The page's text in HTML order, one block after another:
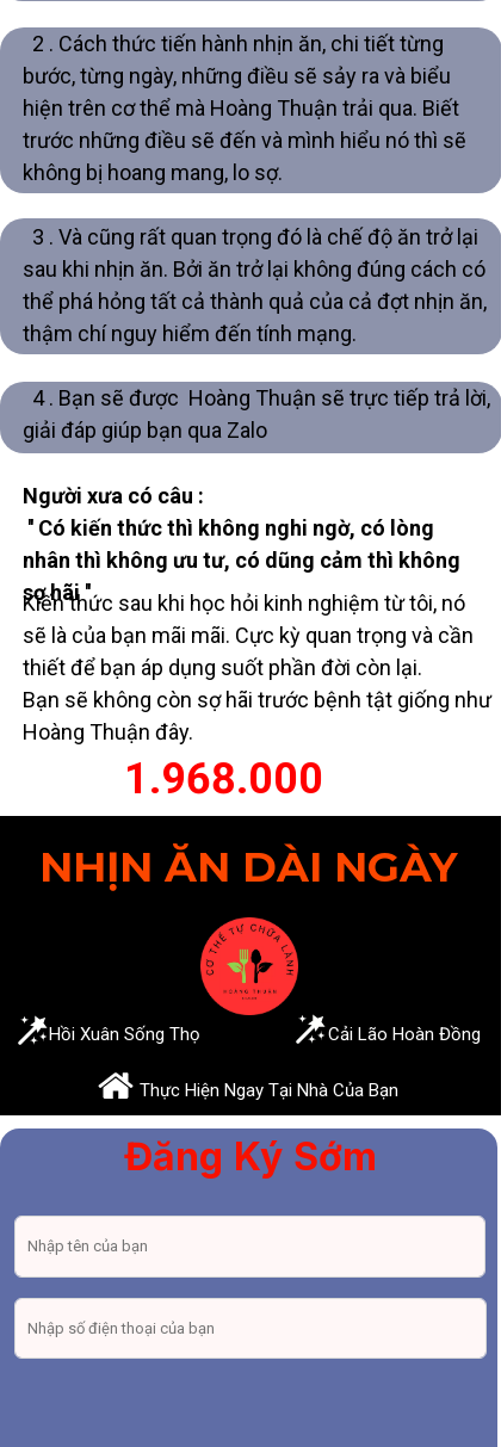
Người xưa có câu :
'' Có kiến thức thì không nghi ngờ, có lòng
nhân thì không ưu tư, có dũng cảm thì không
sợ hãi ''
Kiến thức sau khi học hỏi kinh nghiệm từ tôi, nó
sẽ là của bạn mãi mãi. Cực kỳ quan trọng và cần
thiết để bạn áp dụng suốt phần đời còn lại.
Bạn sẽ không còn sợ hãi trước bệnh tật giống như
Hoàng Thuận đây.
2 . Cách thức tiến hành nhịn ăn, chi tiết từng
bước, từng ngày, những điều sẽ sảy ra và biểu
hiện trên cơ thể mà Hoàng Thuận trải qua. Biết
trước những điều sẽ đến và mình hiểu nó thì sẽ
không bị hoang mang, lo sợ.
3 . Và cũng rất quan trọng đó là chế độ ăn trở lại
sau khi nhịn ăn. Bởi ăn trở lại không đúng cách có
thể phá hỏng tất cả thành quả của cả đợt nhịn ăn,
thậm chí nguy hiểm đến tính mạng.
4 . Bạn sẽ được Hoàng Thuận sẽ trực tiếp trả lời,
giải đáp giúp bạn qua Zalo
1.968.000
vnđ
Hồi Xuân Sống Thọ Cải Lão Hoàn Đồng
Thực Hiện Ngay Tại Nhà Của Bạn
NHỊN ĂN DÀI NGÀY
Đăng Ký Sớm